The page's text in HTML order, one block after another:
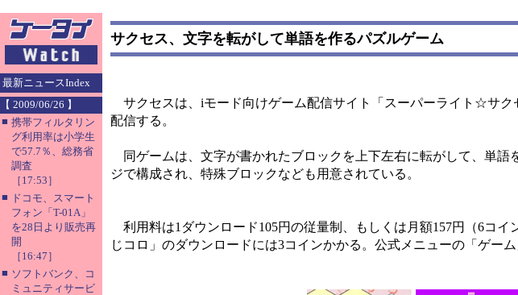
最新ニュースIndex
【 2009/06/26 】
■ 携帯フィルタリン
グ利用率は小学生
で57.7％、総務省
調査
［17:53］
■ ドコモ、スマート
フォン「T-01A」
を28日より販売再
開
［16:47］
■ ソフトバンク、コ
ミュニティサービ
サクセス、文字を転がして単語を作るパズルゲーム
サクセスは、iモード向けゲーム配信サイト「スーパーライト☆サク
配信する。
同ゲームは、文字が書かれたブロックを上下左右に転がして、単語
ジで構成され、特殊ブロックなども用意されている。
利用料は1ダウンロード105円の従量制、もしくは月額157円（6コイ
じコロ」のダウンロードには3コインかかる。公式メニューの「ゲー